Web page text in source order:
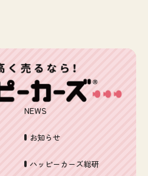
NEWS
お知らせ
ハッピーカーズ総研